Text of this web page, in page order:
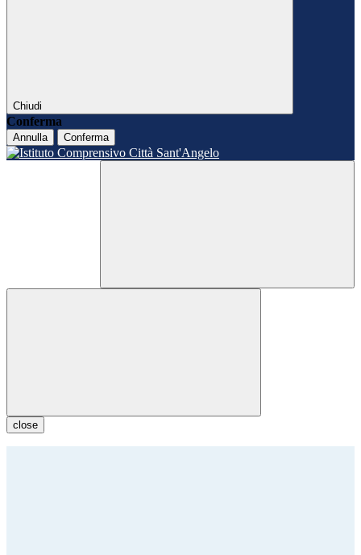
Chiudi
Conferma
Annulla Conferma
close